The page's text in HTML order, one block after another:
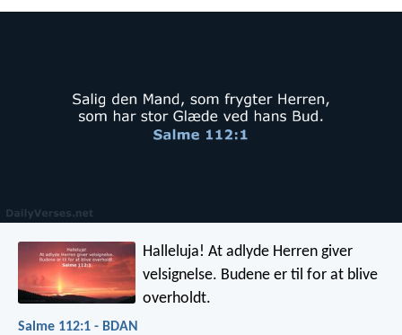
Halleluja! At adlyde Herren giver
velsignelse. Budene er til for at blive
overholdt.
Salme 112:1 - BDAN